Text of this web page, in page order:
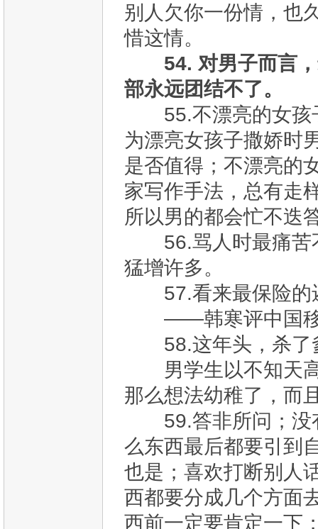
别人欠你一份情，也
惜这情。
54. 对男子而言
部永远团结不了。
55.不漂亮的女孩
为漂亮女孩子撒娇时
是否值得；不漂亮的
家写作手法，总有走
所以男的都会忙不迭
56.骂人时最痛苦
猛增许多。
57.看来最保险的
——韩寒评中国移
58.这年头，杀了
男学生以不知天高
那么想法幼稚了，而
59.答非所问；没
么东西最后都要引到
也是；喜欢打断别人
西都要分成几个方面
西前一定要肯定一下